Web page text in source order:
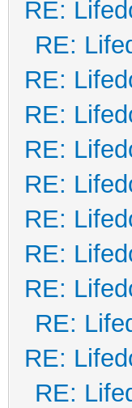
RE:
RE:
RE:
RE:
RE:
RE:
RE:
RE:
RE:
RE:
RE:
RE: